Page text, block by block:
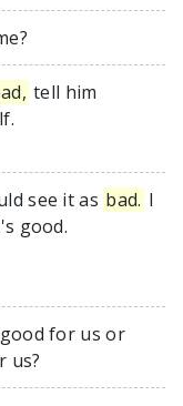
tell him
see it as bad. I
good.
for us or
us?